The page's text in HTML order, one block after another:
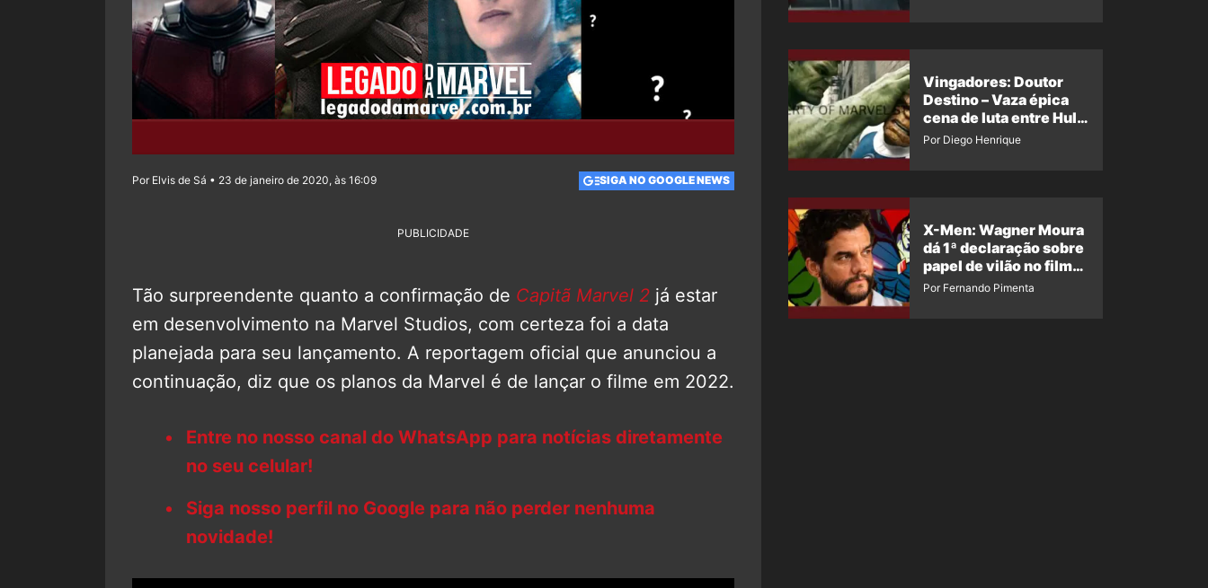
Por Elvis de Sá • 23 de janeiro de 2020, às 16:09 SIGA NO GOOGLE NEWS
PUBLICIDADE
Tão surpreendente quanto a confirmação de Capitã Marvel 2 já estar
em desenvolvimento na Marvel Studios, com certeza foi a data
planejada para seu lançamento. A reportagem oficial que anunciou a
continuação, diz que os planos da Marvel é de lançar o filme em 2022.
Entre no nosso canal do WhatsApp para notícias diretamente
no seu celular!
Siga nosso perfil no Google para não perder nenhuma
novidade!
Vingadores: Doutor
Destino – Vaza épica
cena de luta entre Hulk
e o Coisa
Por Diego Henrique
X-Men: Wagner Moura
dá 1ª declaração sobre
papel de vilão no filme
da Marvel
Por Fernando Pimenta